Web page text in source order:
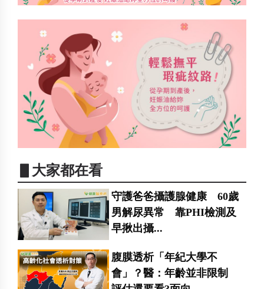
▋大家都在看
守護爸爸攝護腺健康 60歲
男解尿異常 靠PHI檢測及
早揪出攝...
腹膜透析「年紀大學不
會」？醫：年齡並非限制